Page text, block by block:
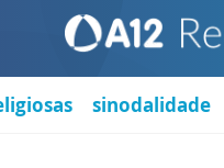
sinodalidade